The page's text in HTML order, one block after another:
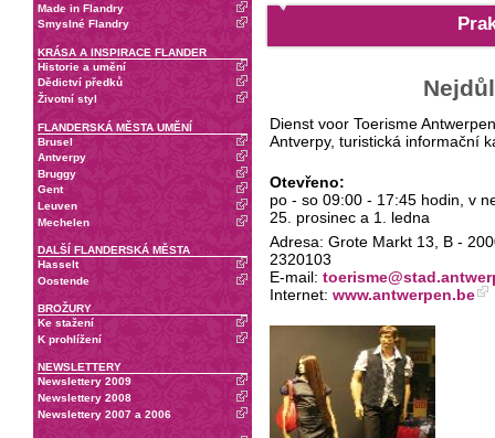
Made in Flandry
Smyslné Flandry
KRÁSA A INSPIRACE FLANDER
Historie a umění
Dědictví předků
Životní styl
FLANDERSKÁ MĚSTA UMĚNÍ
Brusel
Antverpy
Bruggy
Gent
Leuven
Mechelen
DALŠÍ FLANDERSKÁ MĚSTA
Hasselt
Oostende
BROŽURY
Ke stažení
K prohlížení
NEWSLETTERY
Newslettery 2009
Newslettery 2008
Newslettery 2007 a 2006
Dienst voor Toerisme Antwerpen
Antverpy, turistická informační
Otevřeno:
po - so 09:00 - 17:45 hodin, v
25. prosinec a 1. ledna
Adresa: Grote Markt 13, B -
2320103
E-mail:
Internet: www.antwerpen.be